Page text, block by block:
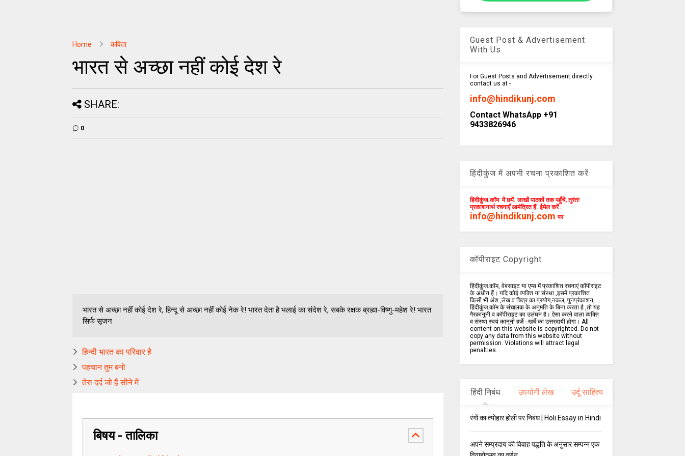
Home कविता
भारत से अच्छा नहीं कोई देश रे
SHARE:
0
भारत से अच्छा नहीं कोई देश रे, हिन्दू से अच्छा नहीं कोई नेक रे! भारत देता है भलाई का संदेश रे, सबके रक्षक ब्रह्मा-विष्णु-महेश रे! भारत
सिर्फ सृजन
हिन्दी भारत का परिवार है
पहचान तुम बनो
तेरा दर्द जो है सीने में
बिषय - तालिका
Guest Post & Advertisement
With Us
For Guest Posts and Advertisement directly
contact us at -
info@hindikunj.com
Contact WhatsApp +91
9433826946
हिंदीकुंज में अपनी रचना प्रकाशित करें
हिंदीकुंज.कॉम में छपें. लाखों पाठकों तक पहुँचें, तुरंत!
प्रकाशनार्थ रचनाएँ आमंत्रित हैं. ईमेल करें :
info@hindikunj.com पर
कॉपीराइट Copyright
हिंदीकुंज.कॉम, वेबसाइट या एप्स में प्रकाशित रचनाएं कॉपीराइट
के अधीन हैं। यदि कोई व्यक्ति या संस्था ,इसमें प्रकाशित
किसी भी अंश ,लेख व चित्र का प्रयोग,नकल, पुनर्प्रकाशन,
हिंदीकुंज.कॉम के संचालक के अनुमति के बिना करता है ,तो यह
गैरकानूनी व कॉपीराइट का उलंघन है। ऐसा करने वाला व्यक्ति
व संस्था स्वयं कानूनी हर्ज़े - खर्चे का उत्तरदायी होगा। All
content on this website is copyrighted. Do not
copy any data from this website without
permission. Violations will attract legal
penalties.
हिंदी निबंध उपयोगी लेख उर्दू साहित्य
रंगों का त्योहार होली पर निबंध | Holi Essay in Hindi
अपने सम्प्रदाय की विवाह पद्धति के अनुसार सम्पन्न एक